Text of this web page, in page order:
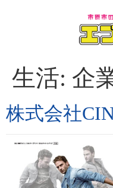
生活: 企
株式会社